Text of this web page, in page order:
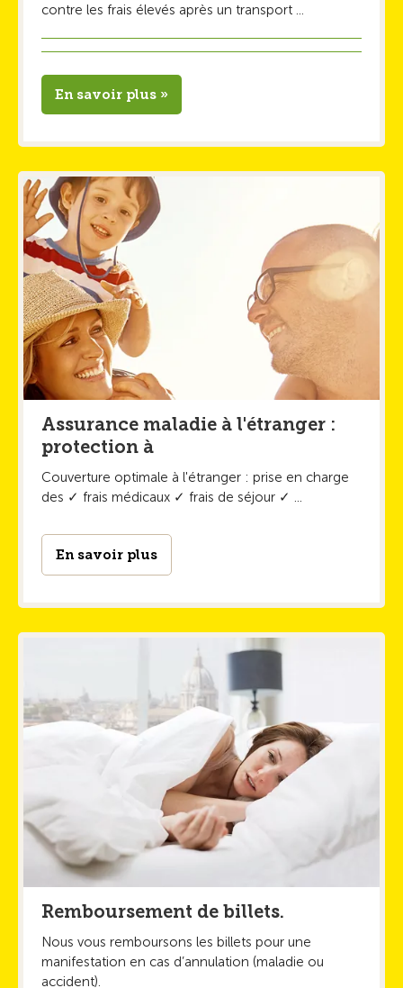
contre les frais élevés après un transport ...
En savoir plus »
Assurance maladie à l'étranger :
protection à
Couverture optimale à l'étranger : prise en charge
des ✓ frais médicaux ✓ frais de séjour ✓ ...
En savoir plus
Remboursement de billets.
Nous vous remboursons les billets pour une
manifestation en cas d’annulation (maladie ou
accident).